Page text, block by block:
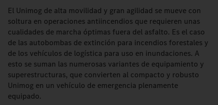
El Unimog de alta movilidad y gran agilidad se mueve con
soltura en operaciones antiincendios que requieren unas
cualidades de marcha óptimas fuera del asfalto. Es el caso
de las autobombas de extinción para incendios forestales y
de los vehículos de logística para uso en inundaciones. A
esto se suman las numerosas variantes de equipamiento y
superestructuras, que convierten al compacto y robusto
Unimog en un vehículo de emergencia plenamente
equipado.